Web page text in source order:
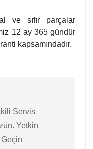
ve sıfır parçalar
12 ay 365 gündür
kapsamındadır.
Servis
Yetkin